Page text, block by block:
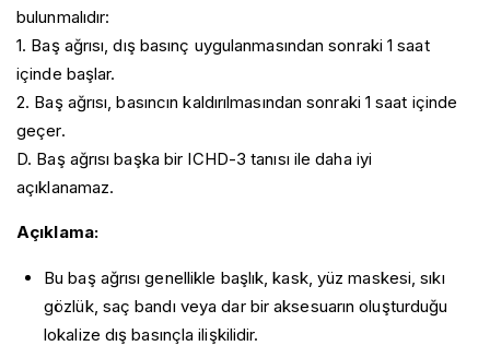
bulunmalıdır:
1. Baş ağrısı, dış basınç uygulanmasından sonraki 1 saat
içinde başlar.
2. Baş ağrısı, basıncın kaldırılmasından sonraki 1 saat içinde
geçer.
D. Baş ağrısı başka bir ICHD-3 tanısı ile daha iyi
açıklanamaz.
Açıklama:
Bu baş ağrısı genellikle başlık, kask, yüz maskesi, sıkı
gözlük, saç bandı veya dar bir aksesuarın oluşturduğu
lokalize dış basınçla ilişkilidir.